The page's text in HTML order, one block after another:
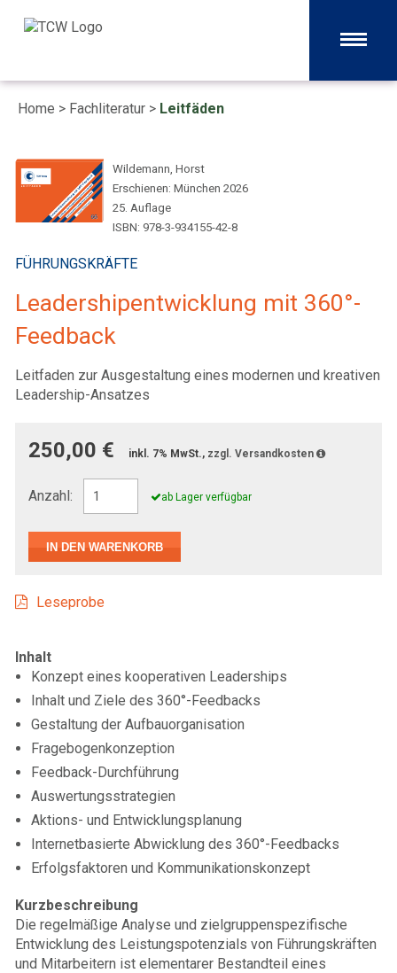
Home > Fachliteratur > Leitfäden
Wildemann, Horst
Erschienen: München 2026
25. Auflage
ISBN: 978-3-934155-42-8
FÜHRUNGSKRÄFTE
Leadershipentwicklung mit 360°-
Feedback
Leitfaden zur Ausgestaltung eines modernen und kreativen
Leadership-Ansatzes
250,00 € inkl. 7% MwSt., zzgl. Versandkosten
Anzahl: ab Lager verfügbar
Leseprobe
Inhalt
Konzept eines kooperativen Leaderships
Inhalt und Ziele des 360°-Feedbacks
Gestaltung der Aufbauorganisation
Fragebogenkonzeption
Feedback-Durchführung
Auswertungsstrategien
Aktions- und Entwicklungsplanung
Internetbasierte Abwicklung des 360°-Feedbacks
Erfolgsfaktoren und Kommunikationskonzept
Kurzbeschreibung
Die regelmäßige Analyse und zielgruppenspezifische
Entwicklung des Leistungspotenzials von Führungskräften
und Mitarbeitern ist elementarer Bestandteil eines